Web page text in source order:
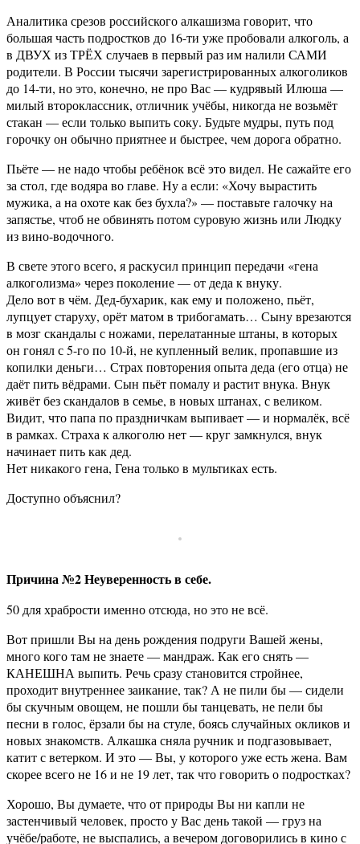
Аналитика срезов российского алкашизма говорит, что
большая часть подростков до 16-ти уже пробовали алкоголь, а
в ДВУХ из ТРЁХ случаев в первый раз им налили САМИ
родители. В России тысячи зарегистрированных алкоголиков
до 14-ти, но это, конечно, не про Вас — кудрявый Илюша —
милый второклассник, отличник учёбы, никогда не возьмёт
стакан — если только выпить соку. Будьте мудры, путь под
горочку он обычно приятнее и быстрее, чем дорога обратно.
Пьёте — не надо чтобы ребёнок всё это видел. Не сажайте его
за стол, где водяра во главе. Ну а если: «Хочу вырастить
мужика, а на охоте как без бухла?» — поставьте галочку на
запястье, чтоб не обвинять потом суровую жизнь или Людку
из вино-водочного.
В свете этого всего, я раскусил принцип передачи «гена
алкоголизма» через поколение — от деда к внуку.
Дело вот в чём. Дед-бухарик, как ему и положено, пьёт,
лупцует старуху, орёт матом в трибогамать… Сыну врезаются
в мозг скандалы с ножами, перелатанные штаны, в которых
он гонял с 5-го по 10-й, не купленный велик, пропавшие из
копилки деньги… Страх повторения опыта деда (его отца) не
даёт пить вёдрами. Сын пьёт помалу и растит внука. Внук
живёт без скандалов в семье, в новых штанах, с великом.
Видит, что папа по праздничкам выпивает — и нормалёк, всё
в рамках. Страха к алкоголю нет — круг замкнулся, внук
начинает пить как дед.
Нет никакого гена, Гена только в мультиках есть.
Доступно объяснил?
Причина №2 Неуверенность в себе.
50 для храбрости именно отсюда, но это не всё.
Вот пришли Вы на день рождения подруги Вашей жены,
много кого там не знаете — мандраж. Как его снять —
КАНЕШНА выпить. Речь сразу становится стройнее,
проходит внутреннее заикание, так? А не пили бы — сидели
бы скучным овощем, не пошли бы танцевать, не пели бы
песни в голос, ёрзали бы на стуле, боясь случайных окликов и
новых знакомств. Алкашка сняла ручник и подгазовывает,
катит с ветерком. И это — Вы, у которого уже есть жена. Вам
скорее всего не 16 и не 19 лет, так что говорить о подростках?
Хорошо, Вы думаете, что от природы Вы ни капли не
застенчивый человек, просто у Вас день такой — груз на
учёбе/работе, не выспались, а вечером договорились в кино с